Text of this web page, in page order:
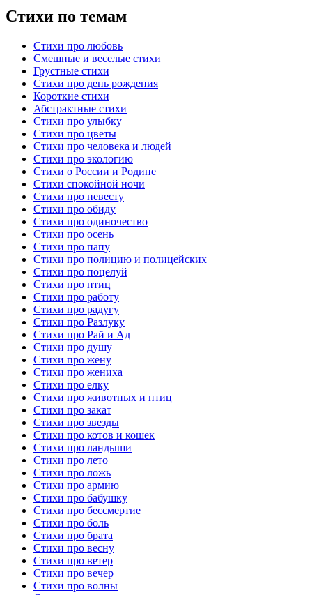
Стихи по темам
Стихи про любовь
Смешные и веселые стихи
Грустные стихи
Стихи про день рождения
Короткие стихи
Абстрактные стихи
Стихи про улыбку
Стихи про цветы
Стихи про человека и людей
Стихи про экологию
Стихи о России и Родине
Стихи спокойной ночи
Стихи про невесту
Стихи про обиду
Стихи про одиночество
Стихи про осень
Стихи про папу
Стихи про полицию и полицейских
Стихи про поцелуй
Стихи про птиц
Стихи про работу
Стихи про радугу
Стихи про Разлуку
Стихи про Рай и Ад
Стихи про душу
Стихи про жену
Стихи про жениха
Стихи про елку
Стихи про животных и птиц
Стихи про закат
Стихи про звезды
Стихи про котов и кошек
Стихи про ландыши
Стихи про лето
Стихи про ложь
Стихи про армию
Стихи про бабушку
Стихи про бессмертие
Стихи про боль
Стихи про брата
Стихи про весну
Стихи про ветер
Стихи про вечер
Стихи про волны